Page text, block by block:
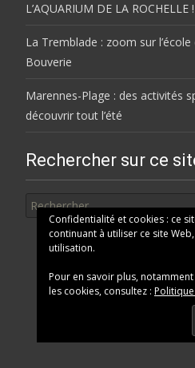
L’AQUARIUM DE LA ROCHELLE !
La Tremblade : zoom sur
Bouverie
Marennes-Plage : des activités
découvrir tout l’été
Rechercher sur ce
Confidentialité et cookies : ce
continuant à utiliser ce site
utilisation.
Pour en savoir plus,
les cookies, consultez :